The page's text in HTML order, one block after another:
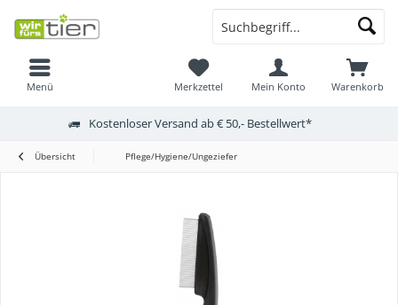
Menü Warenkorb
Merkzettel Mein Konto
Kostenloser Versand ab € 50,- Bestellwert*
Übersicht Pflege/Hygiene/Ungeziefer